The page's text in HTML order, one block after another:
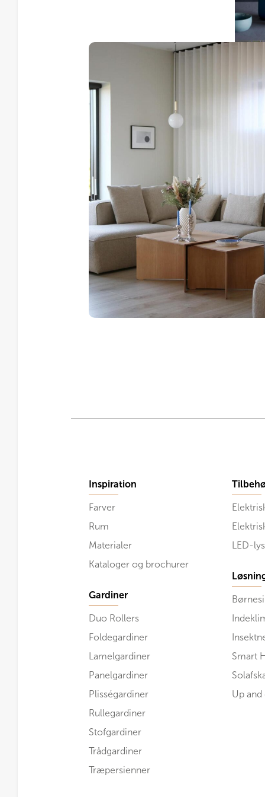
Inspiration
Farver
Rum
Materialer
Kataloger og brochurer
Gardiner
Duo Rollers
Foldegardiner
Lamelgardiner
Panelgardiner
Plisségardiner
Rullegardiner
Stofgardiner
Trådgardiner
Træpersienner
LED-lys
Smart
Up